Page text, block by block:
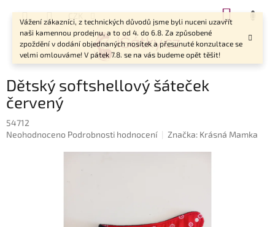
Vážení zákazníci, z technických důvodů jsme byli nuceni uzavřít
naši kamennou prodejnu, a to od 4. do 6.8. Za způsobené
zpoždění v dodání objednaných nosítek a přesunuté konzultace se
velmi omlouváme! V pátek 7.8. se na vás budeme opět těšit!
CZK
Dětský softshellový šáteček
červený
54712
Průměrné
Neohodnoceno Podrobnosti hodnocení Značka: Krásná Mamka